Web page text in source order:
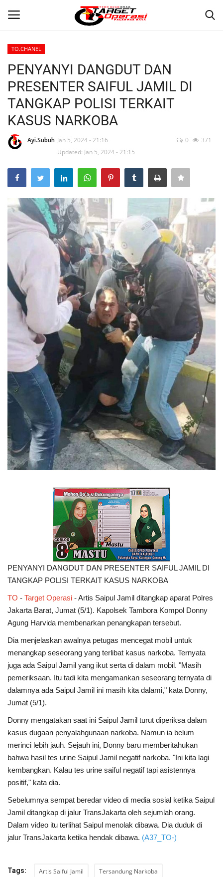
Home
Contact
PALANGKA RAYA
WISATA
KULINER
TO Network
TO.CHANEL
UMKM
TO.CHANEL
PENYANYI DANGDUT DAN
PRESENTER SAIFUL JAMIL DI
TANGKAP POLISI TERKAIT
KASUS NARKOBA
Ayi.Subuh Jan 5, 2024 - 21:16
Updated: Jan 5, 2024 - 21:15
0 371
PENYANYI DANGDUT DAN PRESENTER SAIFUL JAMIL DI
TANGKAP POLISI TERKAIT KASUS NARKOBA
TO - Target Operasi - Artis Saipul Jamil ditangkap aparat Polres
Jakarta Barat, Jumat (5/1). Kapolsek Tambora Kompol Donny
Agung Harvida membenarkan penangkapan tersebut.
Dia menjelaskan awalnya petugas mencegat mobil untuk
menangkap seseorang yang terlibat kasus narkoba. Ternyata
juga ada Saipul Jamil yang ikut serta di dalam mobil. "Masih
pemeriksaan. Itu tadi kita mengamankan seseorang ternyata di
dalamnya ada Saipul Jamil ini masih kita dalami," kata Donny,
Jumat (5/1).
Donny mengatakan saat ini Saipul Jamil turut diperiksa dalam
kasus dugaan penyalahgunaan narkoba. Namun ia belum
merinci lebih jauh. Sejauh ini, Donny baru memberitahukan
bahwa hasil tes urine Saipul Jamil negatif narkoba. "Ini kita lagi
kembangkan. Kalau tes urine saiful negatif tapi asistennya
positif," kata dia.
Sebelumnya sempat beredar video di media sosial ketika Saipul
Jamil ditangkap di jalur TransJakarta oleh sejumlah orang.
Dalam video itu terlihat Saipul menolak dibawa. Dia duduk di
jalur TransJakarta ketika hendak dibawa. (A37_TO-)
Tags: Artis Saiful Jamil Tersandung Narkoba